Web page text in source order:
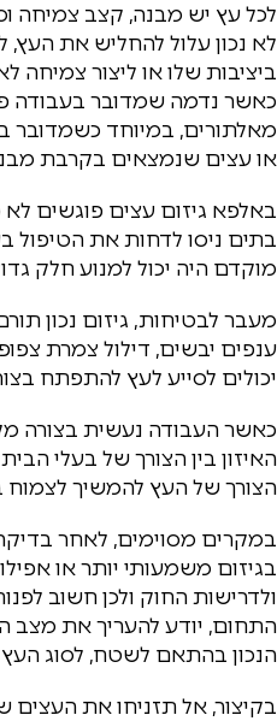
לכל עץ יש מבנה, קצב צמיחה
לא נכון עלול להחליש את העץ,
ביציבות שלו או ליצור צמיחה
כאשר נדמה שמדובר בעבודה
מאלתורים, במיוחד כשמדובר
או עצים שנמצאים בקרבת
באלפא גיזום עצים פוגשים
בתים ניסו לדחות את הטיפול
מוקדם היה יכול למנוע חלק
מעבר לבטיחות, גיזום נכון
ענפים יבשים, דילול צמרת
יכולים לסייע לעץ להתפתח
כאשר העבודה נעשית בצורה
האיזון בין הצורך של בעלי
הצורך של העץ להמשיך לצמוח
במקרים מסוימים, לאחר
בגיזום משמעותי יותר או
ולדרישות החוק ולכן חשוב
התחום, יודע להעריך את מצב
הנכון בהתאם לשטח, לסוג העץ